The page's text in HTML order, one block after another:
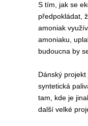
S tím, jak se
předpokládat,
amoniak
amoniaku,
budoucna by
Dánský
syntetická
tam, kde je
další velké